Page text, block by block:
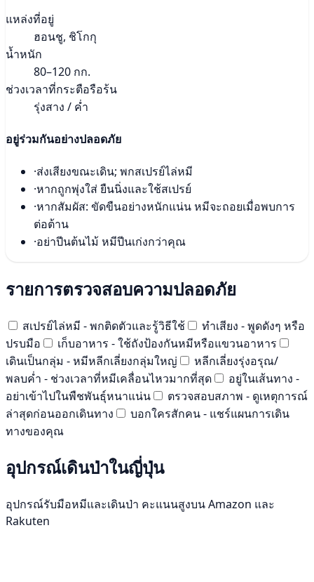
แหล่งที่อยู่
ฮอนชู, ชิโกกุ
น้ำหนัก
80–120 กก.
ช่วงเวลาที่กระตือรือร้น
รุ่งสาง / ค่ำ
อยู่ร่วมกันอย่างปลอดภัย
·ส่งเสียงขณะเดิน; พกสเปรย์ไล่หมี
·หากถูกพุ่งใส่ ยืนนิ่งและใช้สเปรย์
·หากสัมผัส: ขัดขืนอย่างหนักแน่น หมีจะถอยเมื่อพบการ
ต่อต้าน
·อย่าปีนต้นไม้ หมีปีนเก่งกว่าคุณ
รายการตรวจสอบความปลอดภัย
สเปรย์ไล่หมี - พกติดตัวและรู้วิธีใช้
ทำเสียง - พูดดังๆ หรือ
ปรบมือ
เก็บอาหาร - ใช้ถังป้องกันหมีหรือแขวนอาหาร
เดินเป็นกลุ่ม - หมีหลีกเลี่ยงกลุ่มใหญ่
หลีกเลี่ยงรุ่งอรุณ/
พลบค่ำ - ช่วงเวลาที่หมีเคลื่อนไหวมากที่สุด
อยู่ในเส้นทาง -
อย่าเข้าไปในพืชพันธุ์หนาแน่น
ตรวจสอบสภาพ - ดูเหตุการณ์
ล่าสุดก่อนออกเดินทาง
บอกใครสักคน - แชร์แผนการเดิน
ทางของคุณ
อุปกรณ์เดินป่าในญี่ปุ่น
อุปกรณ์รับมือหมีและเดินป่า คะแนนสูงบน Amazon และ
Rakuten